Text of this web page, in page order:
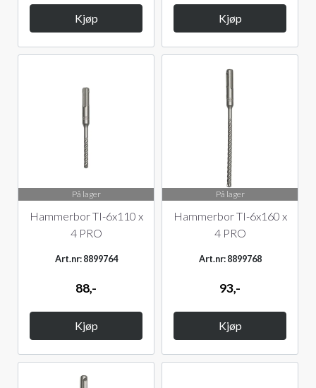
Kjøp Kjøp
På lager
Hammerbor TI-6x110 x
4 PRO
Art.nr: 8899764
88,-
Kjøp
På lager
Hammerbor TI-6x160 x
4 PRO
Art.nr: 8899768
93,-
Kjøp